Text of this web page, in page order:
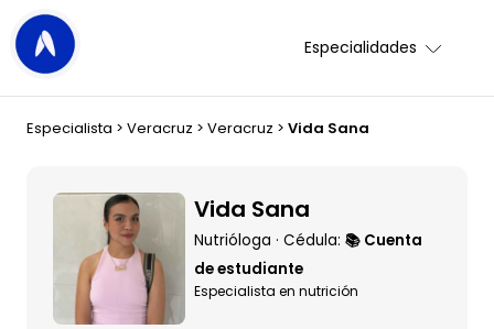
Especialidades
Especialista > Veracruz > Veracruz > Vida Sana
Vida Sana
Nutrióloga · Cédula: 📚 Cuenta
de estudiante
Especialista en nutrición